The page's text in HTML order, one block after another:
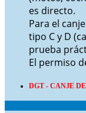
es directo.
Para el
tipo C y D
prueba
El permiso
DGT - CANJE